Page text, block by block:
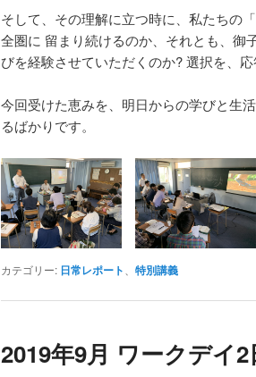
そして、その理解に立つ時に、私たちの
全圏に 留まり続けるのか、それとも、御
びを経験させていただくのか? 選択を、応
今回受けた恵みを、明日からの学びと生
るばかりです。
カテゴリー: 日常レポート、 特別講義
2019年9月 ワークデイ2